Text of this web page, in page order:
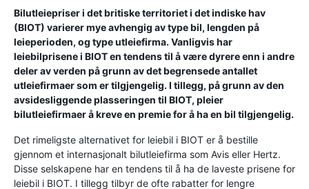
Bilutleiepriser i det britiske territoriet i det indiske hav
(BIOT) varierer mye avhengig av type bil, lengden på
leieperioden, og type utleiefirma. Vanligvis har
leiebilprisene i BIOT en tendens til å være dyrere enn i andre
deler av verden på grunn av det begrensede antallet
utleiefirmaer som er tilgjengelig. I tillegg, på grunn av den
avsidesliggende plasseringen til BIOT, pleier
bilutleiefirmaer å kreve en premie for å ha en bil tilgjengelig.
Det rimeligste alternativet for leiebil i BIOT er å bestille
gjennom et internasjonalt bilutleiefirma som Avis eller Hertz.
Disse selskapene har en tendens til å ha de laveste prisene for
leiebil i BIOT. I tillegg tilbyr de ofte rabatter for lengre